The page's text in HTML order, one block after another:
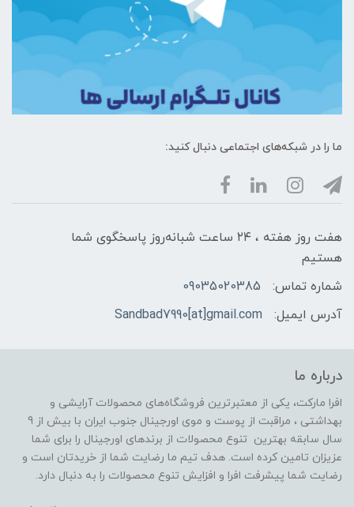
ما را در شبکه‌های اجتماعی دنبال کنید:
هفت روز هفته ، ۲۴ ساعت شبانه‌روز پاسخگوی شما
هستیم
شماره تماس:
09035020385
آدرس ایمیل:
Sandbad7990[at]gmail.com
درباره ما
افرا مارکت، یکی از معتبرترین فروشگاه‌های محصولات آرایشی و
بهداشتی ، مراقبت از پوست و موی اورجینال جنوب ایران با بیش از 9
سال سابقه بهترین تنوع محصولات از برندهای اورجینال را برای شما
عزیزان تامین کرده است. هدف تیم ما رضایت شما از خریدتان است و
رضایت شما پیشرفت افرا و افزایش تنوع محصولات را به دنبال دارد.